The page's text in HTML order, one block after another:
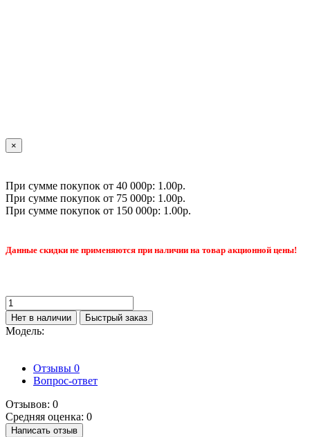
×
При сумме покупок от 40 000р: 1.00р.
При сумме покупок от 75 000р: 1.00р.
При сумме покупок от 150 000р: 1.00р.
Данные скидки не применяются при наличии на товар акционной цены!
Нет в наличии Быстрый заказ
Модель:
Отзывы 0
Вопрос-ответ
Отзывов: 0
Средняя оценка: 0
Написать отзыв